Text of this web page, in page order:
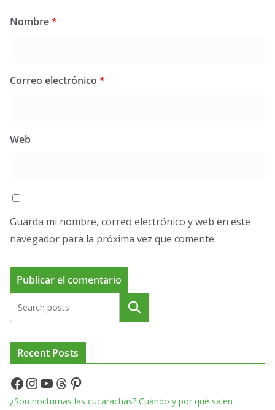
Nombre*
Correo electrónico *
Web
Guarda mi nombre, correo electrónico y web en este
navegador para la próxima vez que comente.
Buscar
Recent Posts
Facebook InstagramYouTube Threads Pinterest
¿Son nocturnas las cucarachas? Cuándo y por qué salen